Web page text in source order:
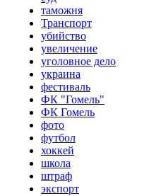
таможня
Транспорт
убийство
увеличение
уголовное дело
украина
фестиваль
ФК "Гомель"
ФК Гомель
фото
футбол
хоккей
школа
штраф
экспорт